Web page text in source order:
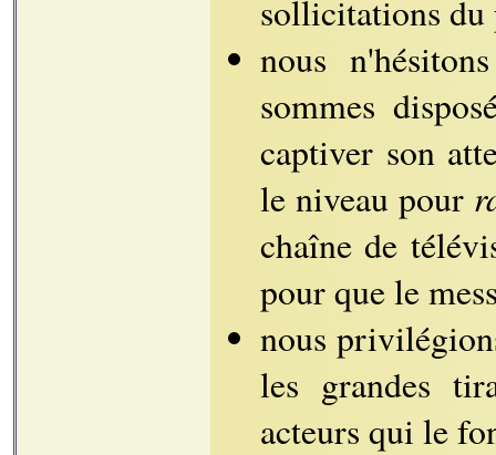
sollicitations
nous
sommes
captiver son
le niveau pour
chaîne de
pour que le
nous
les grandes
acteurs qui le